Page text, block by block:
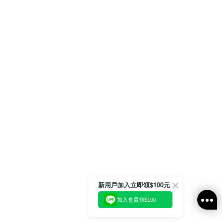
新用戶加入立即領$100元
加入會員領$100